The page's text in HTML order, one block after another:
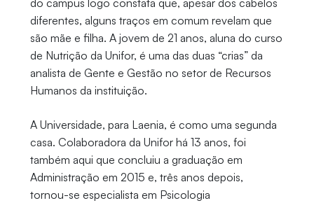
do campus logo constata que, apesar dos cabelos
diferentes, alguns traços em comum revelam que
são mãe e filha. A jovem de 21 anos, aluna do curso
de Nutrição da Unifor, é uma das duas “crias” da
analista de Gente e Gestão no setor de Recursos
Humanos da instituição.
A Universidade, para Laenia, é como uma segunda
casa. Colaboradora da Unifor há 13 anos, foi
também aqui que concluiu a graduação em
Administração em 2015 e, três anos depois,
tornou-se especialista em Psicologia